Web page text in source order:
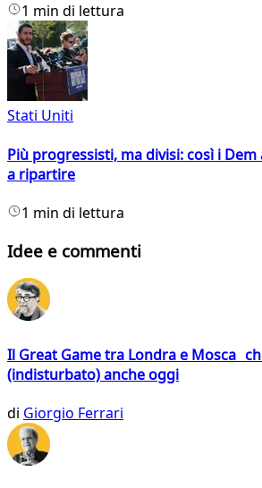
1 min di lettura
Stati Uniti
Più progressisti, ma divisi: così i
a ripartire
1 min di lettura
Idee e commenti
Il Great Game tra Londra e Mosca
(indisturbato) anche oggi
di Giorgio Ferrari